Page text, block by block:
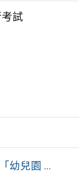
試
幼兒園 ...